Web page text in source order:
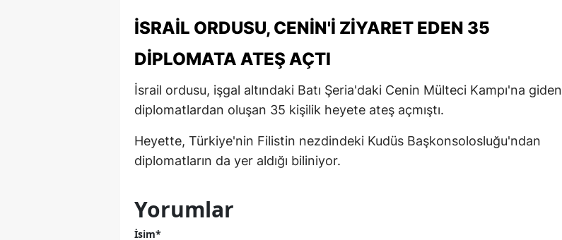
İSRAIL ORDUSU, CENIN'I ZIYARET EDEN 35
DIPLOMATA ATEŞ AÇTI
İsrail ordusu, işgal altındaki Batı Şeria'daki Cenin Mülteci Kampı'na giden
diplomatlardan oluşan 35 kişilik heyete ateş açmıştı.
Heyette, Türkiye'nin Filistin nezdindeki Kudüs Başkonsolosluğu'ndan
diplomatların da yer aldığı biliniyor.
Yorumlar
İsim*